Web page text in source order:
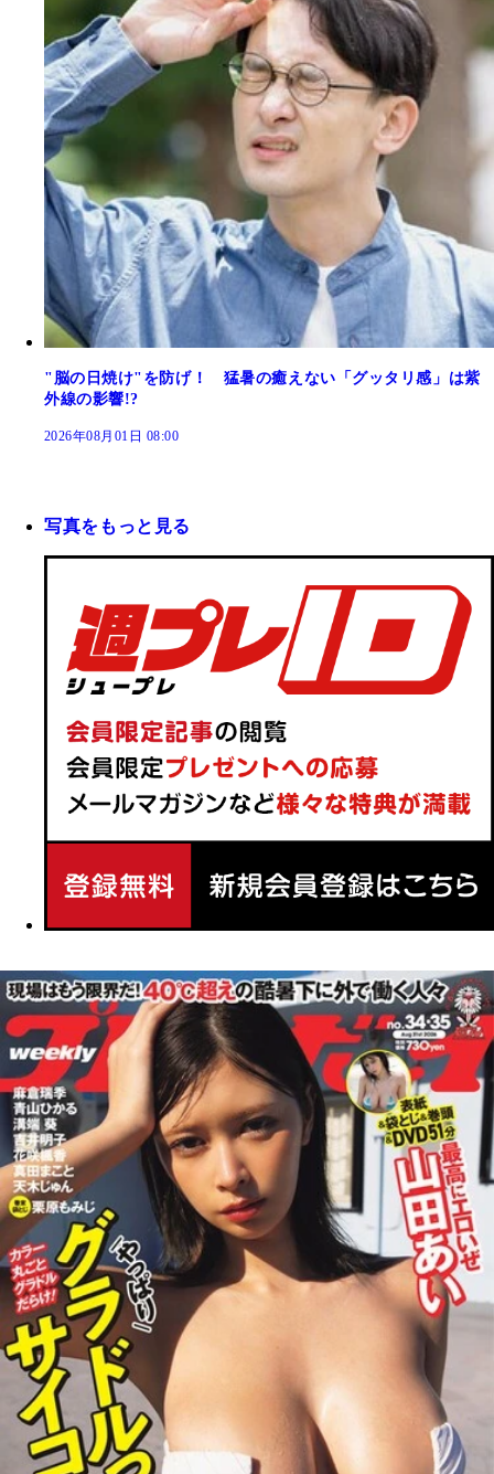
"脳の日焼け"を防げ！ 猛暑の癒えない「グッタリ感」は紫
外線の影響!?
2026年08月01日 08:00
写真をもっと見る